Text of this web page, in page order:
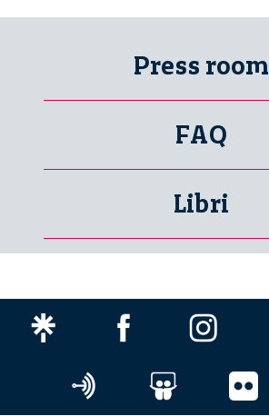
Press room
FAQ
Libri